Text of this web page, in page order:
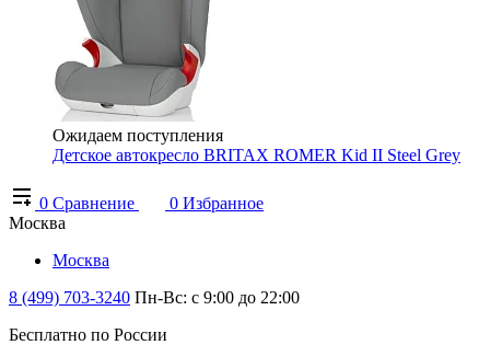
Ожидаем поступления
Детское автокресло BRITAX ROMER Kid II Steel Grey
0 Сравнение 0 Избранное
Москва
Москва
8 (499) 703-3240 Пн-Вс: с 9:00 до 22:00
Бесплатно по России